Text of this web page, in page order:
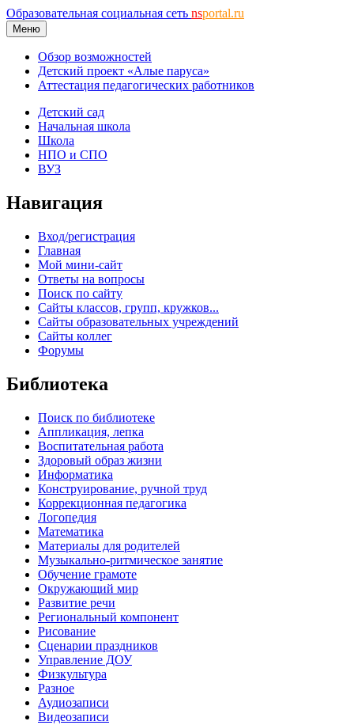
Образовательная социальная сеть nsportal.ru
Меню
Обзор возможностей
Детский проект «Алые паруса»
Аттестация педагогических работников
Детский сад
Начальная школа
Школа
НПО и СПО
ВУЗ
Навигация
Вход/регистрация
Главная
Мой мини-сайт
Ответы на вопросы
Поиск по сайту
Сайты классов, групп, кружков...
Сайты образовательных учреждений
Сайты коллег
Форумы
Библиотека
Поиск по библиотеке
Аппликация, лепка
Воспитательная работа
Здоровый образ жизни
Информатика
Конструирование, ручной труд
Коррекционная педагогика
Логопедия
Математика
Материалы для родителей
Музыкально-ритмическое занятие
Обучение грамоте
Окружающий мир
Развитие речи
Региональный компонент
Рисование
Сценарии праздников
Управление ДОУ
Физкультура
Разное
Аудиозаписи
Видеозаписи